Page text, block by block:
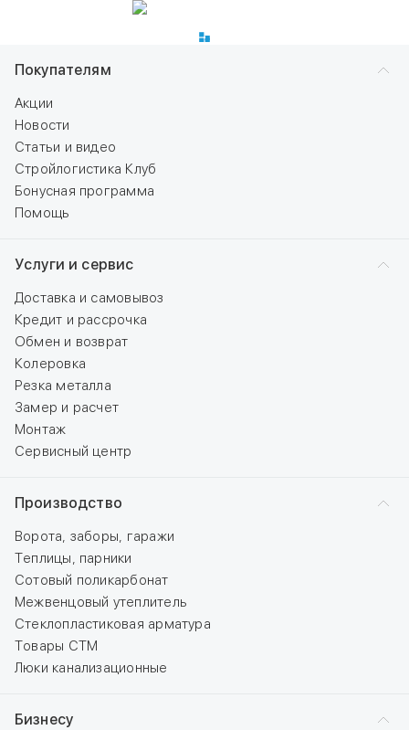
Покупателям
Акции
Новости
Статьи и видео
Стройлогистика Клуб
Бонусная программа
Помощь
Услуги и сервис
Доставка и самовывоз
Кредит и рассрочка
Обмен и возврат
Колеровка
Резка металла
Замер и расчет
Монтаж
Сервисный центр
Производство
Ворота, заборы, гаражи
Теплицы, парники
Сотовый поликарбонат
Межвенцовый утеплитель
Стеклопластиковая арматура
Товары СТМ
Люки канализационные
Бизнесу